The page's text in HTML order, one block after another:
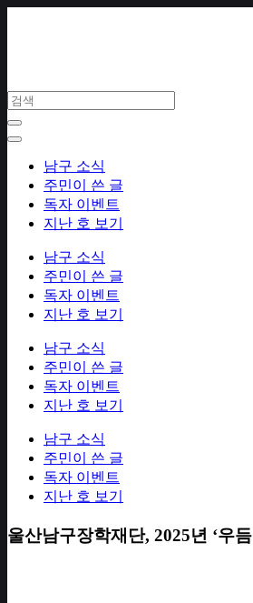
남구 소식
주민이 쓴 글
독자 이벤트
지난 호 보기
남구 소식
주민이 쓴 글
독자 이벤트
지난 호 보기
남구 소식
주민이 쓴 글
독자 이벤트
지난 호 보기
남구 소식
주민이 쓴 글
독자 이벤트
지난 호 보기
울산남구장학재단, 2025년 ‘우